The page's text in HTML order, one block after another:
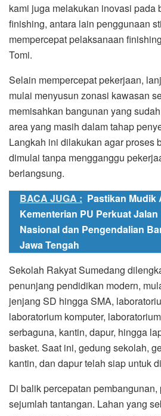
kami juga melakukan inovasi pada
finishing, antara lain penggunaan
mempercepat pelaksanaan
Tomi.
Selain mempercepat pekerjaan,
mulai menyusun zonasi kawasan
memisahkan bangunan yang
area yang masih dalam tahap
Langkah ini dilakukan agar proses
dimulai tanpa mengganggu
berlangsung.
BACA JUGA : Pastikan Mudik
Kementerian PU Perkuat Jalan
Nasional dan Pengendalian
Jawa Tengah
Sekolah Rakyat Sumedang
penunjang pendidikan modern,
jenjang SD hingga SMA,
laboratorium komputer,
serbaguna, kantin, dapur, hingga
basket. Saat ini, gedung sekolah,
kantin, dan dapur telah siap untuk
Di balik percepatan
sejumlah tantangan. Lahan yang